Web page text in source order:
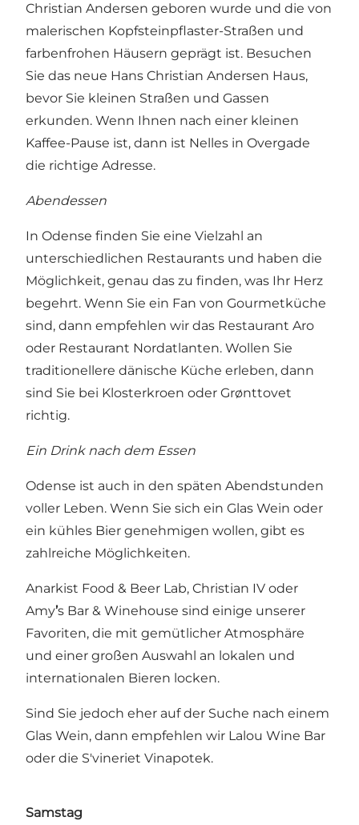
Christian Andersen geboren wurde und die von
malerischen Kopfsteinpflaster-Straßen und
farbenfrohen Häusern geprägt ist. Besuchen
Sie das neue Hans Christian Andersen Haus,
bevor Sie kleinen Straßen und Gassen
erkunden. Wenn Ihnen nach einer kleinen
Kaffee-Pause ist, dann ist Nelles in Overgade
die richtige Adresse.
Abendessen
In Odense finden Sie eine Vielzahl an
unterschiedlichen Restaurants und haben die
Möglichkeit, genau das zu finden, was Ihr Herz
begehrt. Wenn Sie ein Fan von Gourmetküche
sind, dann empfehlen wir das Restaurant Aro
oder Restaurant Nordatlanten. Wollen Sie
traditionellere dänische Küche erleben, dann
sind Sie bei Klosterkroen oder Grønttovet
richtig.
Ein Drink nach dem Essen
Odense ist auch in den späten Abendstunden
voller Leben. Wenn Sie sich ein Glas Wein oder
ein kühles Bier genehmigen wollen, gibt es
zahlreiche Möglichkeiten.
Anarkist Food & Beer Lab, Christian IV oder
Amy’s Bar & Winehouse sind einige unserer
Favoriten, die mit gemütlicher Atmosphäre
und einer großen Auswahl an lokalen und
internationalen Bieren locken.
Sind Sie jedoch eher auf der Suche nach einem
Glas Wein, dann empfehlen wir Lalou Wine Bar
oder die S'vineriet Vinapotek.
Samstag